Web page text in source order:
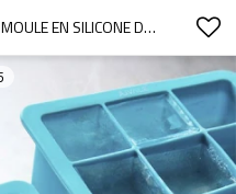
GRAND BAC À GLAÇONS DE MOULE EN SILICONE DE QUALITÉ ALIMENTAIRE POPULAIRE DE CHINA FACTORY